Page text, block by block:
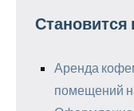
Аренда
помещений